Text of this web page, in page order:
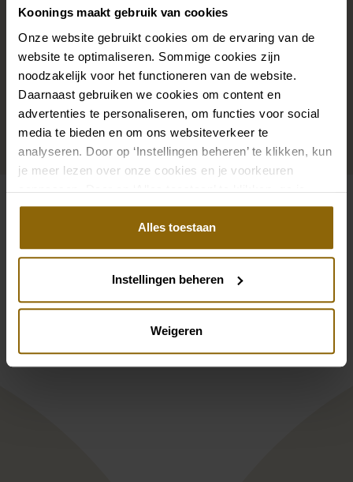
Koonings maakt gebruik van cookies
Onze website gebruikt cookies om de ervaring van de
website te optimaliseren. Sommige cookies zijn
noodzakelijk voor het functioneren van de website.
Daarnaast gebruiken we cookies om content en
advertenties te personaliseren, om functies voor social
media te bieden en om ons websiteverkeer te
analyseren. Door op ‘Instellingen beheren’ te klikken, kun
je meer lezen over onze cookies en je voorkeuren
aanpassen. Door op ‘Alles toestaan’ te klikken, ga je
akkoord met het gebruik van alle cookies.
Alles toestaan
Instellingen beheren
Weigeren
precies bij je bruidsjurk passen of een prachtige sluier,
bruidslook is pas af met bijpassende accessoires. Met
onze grote accessoire winkel met accessoires voor
bruid en bruidegom vind je de perfecte match met
jouw jurk of trouwkostuum.
Ga naar accessoires
Bekijk ook eens
Poirier T-210 Colbert mat satijn |
Pinterest
Poirier T-75427
Poirier BB-925 Sleepspeld
Pinterest
Poirier SH-76041